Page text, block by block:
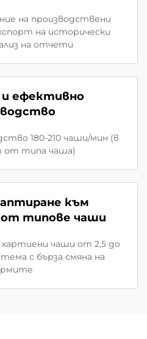
на производствени
на исторически
на отчети
ефективно
180-210 чаши/мин (в
от типа чаша)
към
от типове чаши
чаши от 2,5 до
с бърза смяна на